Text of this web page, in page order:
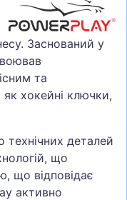
Заснований у
та
хокейні ключки,
деталей
що
що відповідає
активно